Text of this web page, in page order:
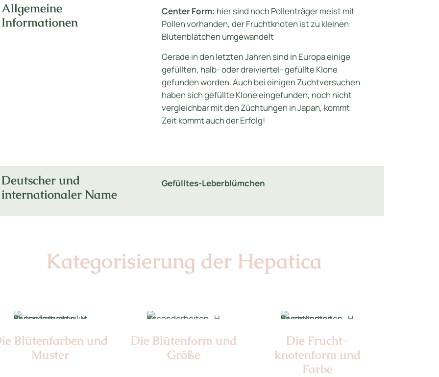
Allgemeine
Informationen
Center Form: hier sind noch Pollenträger meist mit
Pollen vorhanden, der Fruchtknoten ist zu kleinen
Blütenblätchen umgewandelt
Gerade in den letzten Jahren sind in Europa einige
gefüllten, halb- oder dreiviertel- gefüllte Klone
gefunden worden. Auch bei einigen Zuchtversuchen
haben sich gefüllte Klone eingefunden, noch nicht
vergleichbar mit den Züchtungen in Japan, kommt
Zeit kommt auch der Erfolg!
Deutscher und
internationaler Name
Gefülltes-Leberblümchen
Kategorisierung der Hepatica
Blüten­farben und
Muster
Die Blüten­form und
Größe
Die Frucht­
knotenform und
Farbe